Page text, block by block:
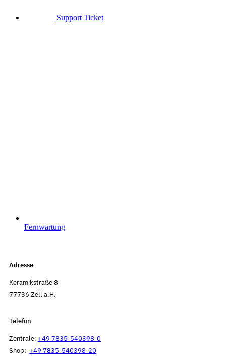
Support Ticket
Fernwartung
Adresse
Keramikstraße 8
77736 Zell a.H.
Telefon
Zentrale: +49 7835-540398-0
Shop: +49 7835-540398-20